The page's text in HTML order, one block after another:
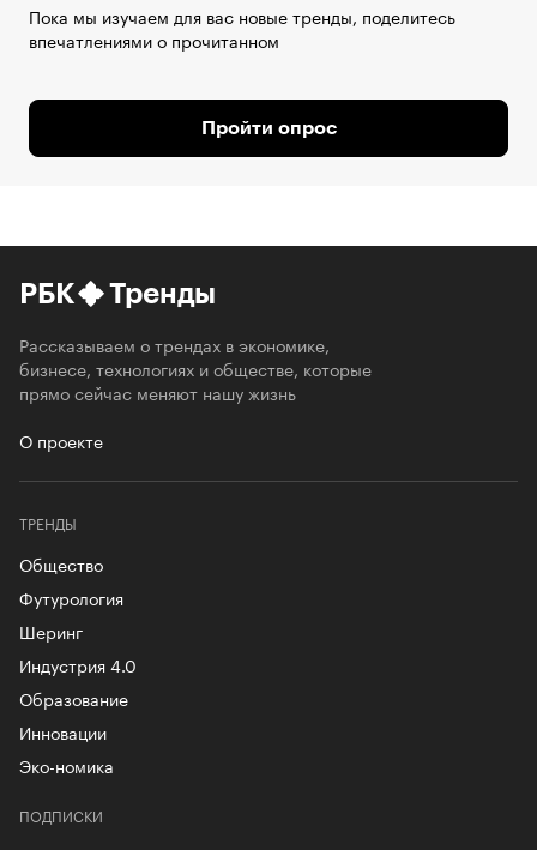
Пока мы изучаем для вас новые тренды, поделитесь
впечатлениями о прочитанном
Пройти опрос
РБК Тренды
Рассказываем о трендах в экономике,
бизнесе, технологиях и обществе, которые
прямо сейчас меняют нашу жизнь
О проекте
ТРЕНДЫ
Общество
Футурология
Шеринг
Индустрия 4.0
Образование
Инновации
Эко-номика
ПОДПИСКИ